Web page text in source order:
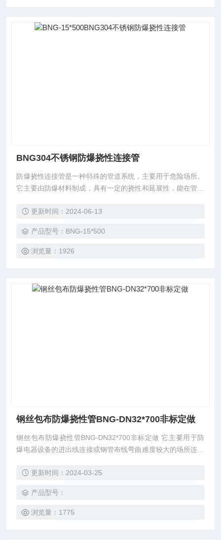
BNG304不锈钢防爆挠性连接管
防爆挠性连接管是一种特殊的管道系统，主要用于危险场所。
它主要由防爆材料制成，具有一定的挠性和延展性，能在管道
发生的爆炸和火灾事件。
更新时间：2024-06-13
产品型号：BNG-15*500
浏览量：1926
钢丝包布防爆挠性管BNG-DN32*700非标定做
钢丝包布防爆挠性管BNG-DN32*700非标定做 它主要用于防
爆电器设备的进出线连接或钢管布线弯曲难度较大的场所连接
M螺纹、NPT螺纹、G螺纹，螺纹大小可根据您的要求订制。
更新时间：2024-03-25
产品型号：
浏览量：1775